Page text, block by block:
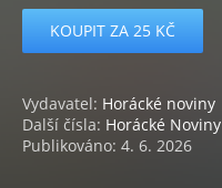
KOUPIT ZA 25 KČ
Vydavatel: Horácké noviny
Další čísla: Horácké Noviny
Publikováno: 4. 6. 2026